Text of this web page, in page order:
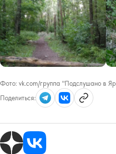
Фото: vk.com/группа "Подслушано в
Поделиться: